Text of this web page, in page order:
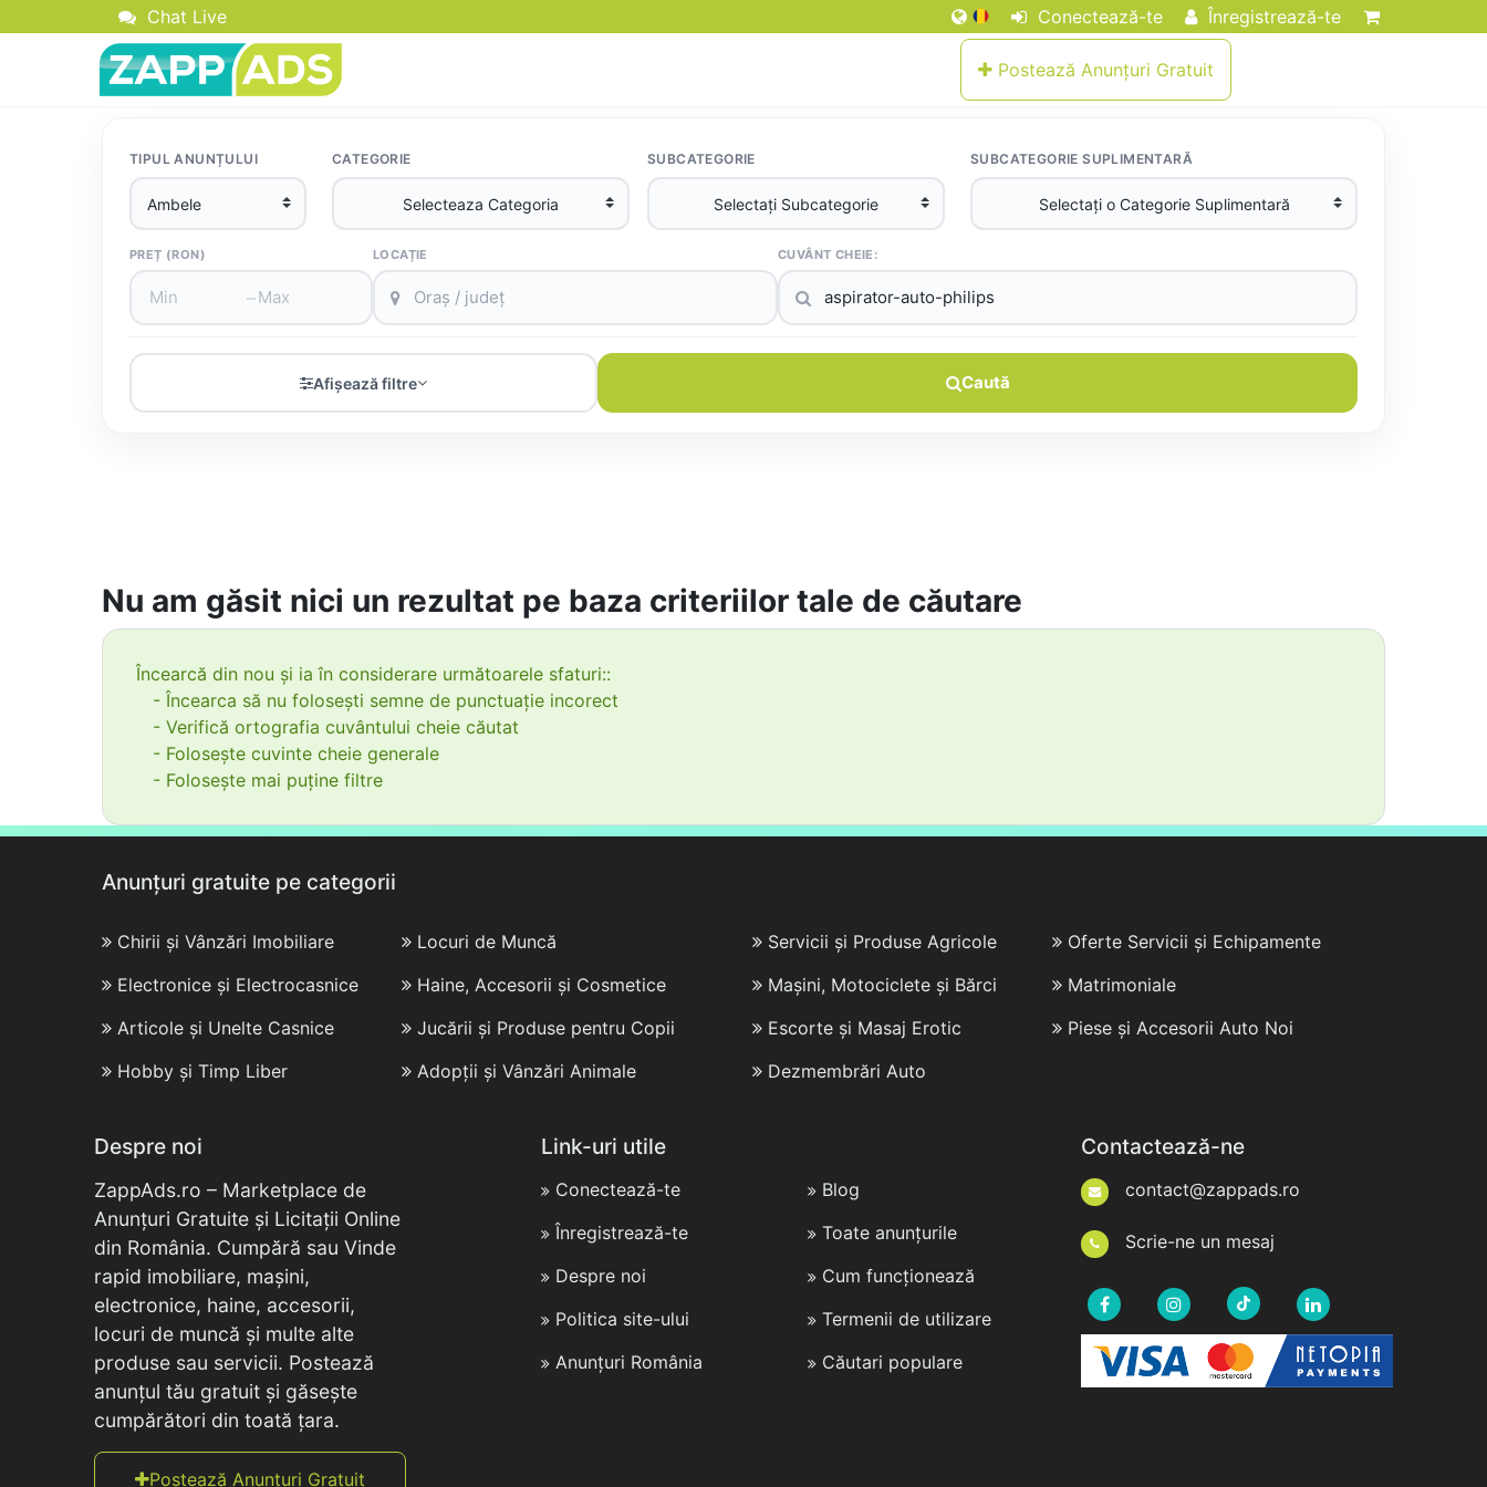
Chat Live Conectează-te Înregistrează-te
Postează Anunțuri Gratuit
TIPUL ANUNȚULUI CATEGORIE SUBCATEGORIE SUBCATEGORIE SUPLIMENTARĂ
PREȚ (RON)
–
LOCAȚIE CUVÂNT CHEIE:
Afișează filtre Caută
Nu am găsit nici un rezultat pe baza criteriilor tale de căutare
Încearcă din nou și ia în considerare următoarele sfaturi::
- Încearca să nu folosești semne de punctuație incorect
- Verifică ortografia cuvântului cheie căutat
- Folosește cuvinte cheie generale
- Folosește mai puține filtre
Anunțuri gratuite pe categorii
Chirii și Vânzări Imobiliare
Locuri de Muncă
Electronice și Electrocasnice
Haine, Accesorii și Cosmetice
Articole și Unelte Casnice
Jucării și Produse pentru Copii
Hobby și Timp Liber
Adopții și Vânzări Animale
Servicii și Produse Agricole
Oferte Servicii și Echipamente
Mașini, Motociclete și Bărci
Matrimoniale
Escorte și Masaj Erotic
Piese și Accesorii Auto Noi
Dezmembrări Auto
Despre noi
ZappAds.ro – Marketplace de
Anunțuri Gratuite și Licitații Online
din România. Cumpără sau Vinde
rapid imobiliare, mașini,
electronice, haine, accesorii,
locuri de muncă și multe alte
produse sau servicii. Postează
anunțul tău gratuit și găsește
cumpărători din toată țara.
Postează Anunțuri Gratuit
Link-uri utile
Conectează-te
Înregistrează-te
Despre noi
Politica site-ului
Anunțuri România
Blog
Toate anunțurile
Cum funcționează
Termenii de utilizare
Căutari populare
Contactează-ne
contact@zappads.ro
Scrie-ne un mesaj